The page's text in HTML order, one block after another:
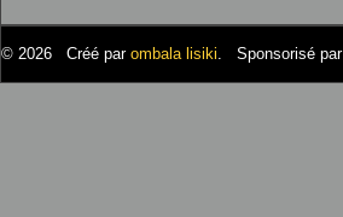
© 2026 Créé par ombala lisiki. Sponsorisé par